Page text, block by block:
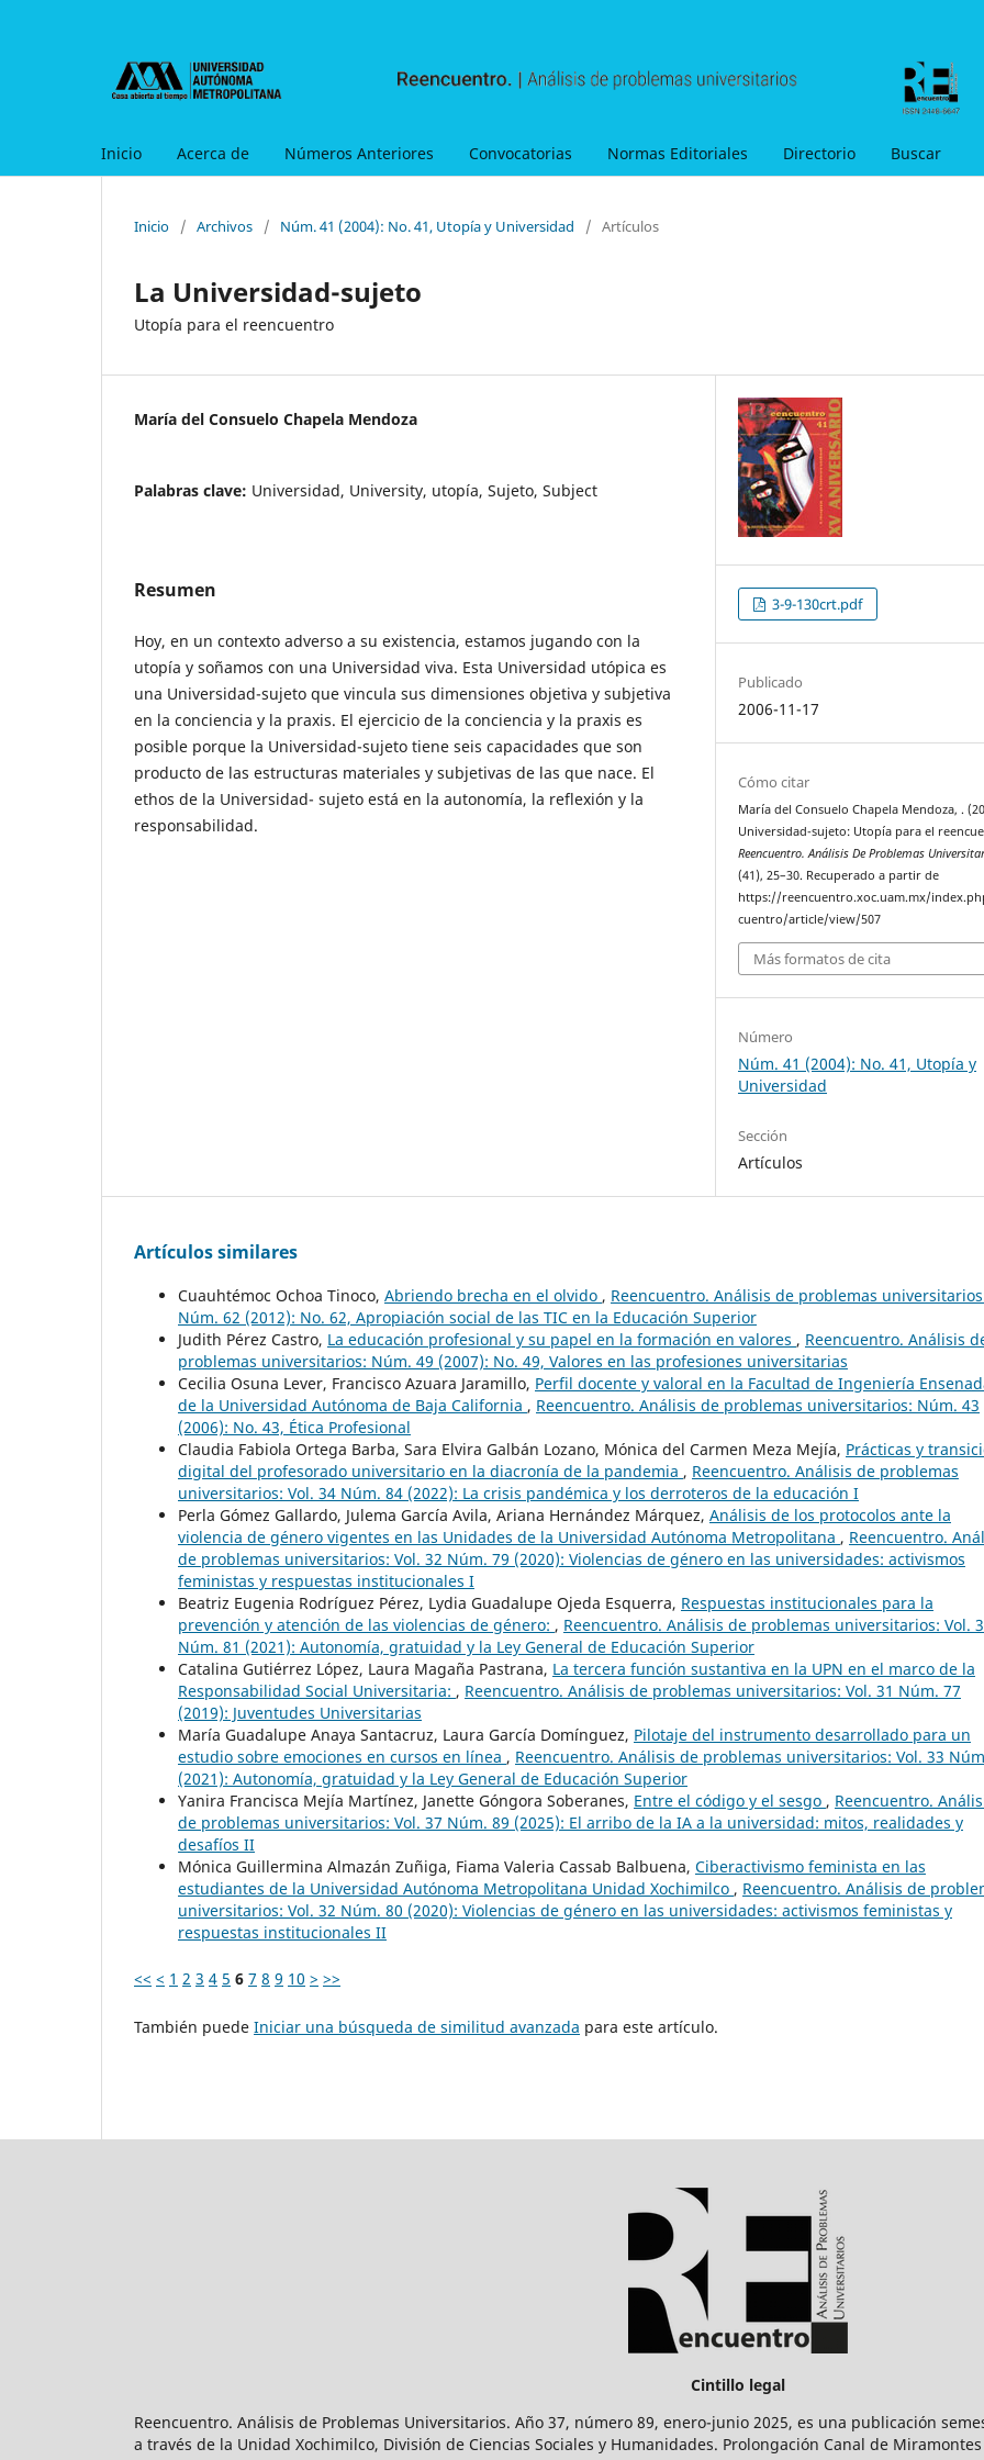
Inicio Acerca de Números Anteriores Convocatorias Normas Editoriales Directorio Buscar
Inicio / Archivos / Núm. 41 (2004): No. 41, Utopía y Universidad / Artículos
La Universidad-sujeto
Utopía para el reencuentro
María del Consuelo Chapela Mendoza
Palabras clave: Universidad, University, utopía, Sujeto, Subject
Resumen
Hoy, en un contexto adverso a su existencia, estamos jugando con la
utopía y soñamos con una Universidad viva. Esta Universidad utópica es
una Universidad-sujeto que vincula sus dimensiones objetiva y subjetiva
en la conciencia y la praxis. El ejercicio de la conciencia y la praxis es
posible porque la Universidad-sujeto tiene seis capacidades que son
producto de las estructuras materiales y subjetivas de las que nace. El
ethos de la Universidad- sujeto está en la autonomía, la reflexión y la
responsabilidad.
3-9-130crt.pdf
Publicado
2006-11-17
Cómo citar
María del Consuelo Chapela Mendoza, .
Universidad-sujeto: Utopía para el
Reencuentro. Análisis De Problemas
(41), 25–30. Recuperado a partir de
https://reencuentro.xoc.uam.mx/
cuentro/article/view/507
Más formatos de cita
Número
Núm. 41 (2004): No. 41, Utopía y
Universidad
Sección
Artículos
Artículos similares
Cuauhtémoc Ochoa Tinoco, Abriendo brecha en el olvido , Reencuentro. Análisis de problemas
Núm. 62 (2012): No. 62, Apropiación social de las TIC en la Educación Superior
Judith Pérez Castro, La educación profesional y su papel en la formación en valores , Reencuentro. Análisis
problemas universitarios: Núm. 49 (2007): No. 49, Valores en las profesiones universitarias
Cecilia Osuna Lever, Francisco Azuara Jaramillo, Perfil docente y valoral en la Facultad de Ingeniería
de la Universidad Autónoma de Baja California , Reencuentro. Análisis de problemas universitarios: Núm. 43
(2006): No. 43, Ética Profesional
Claudia Fabiola Ortega Barba, Sara Elvira Galbán Lozano, Mónica del Carmen Meza Mejía, Prácticas y
digital del profesorado universitario en la diacronía de la pandemia , Reencuentro. Análisis de problemas
universitarios: Vol. 34 Núm. 84 (2022): La crisis pandémica y los derroteros de la educación I
Perla Gómez Gallardo, Julema García Avila, Ariana Hernández Márquez, Análisis de los protocolos ante la
violencia de género vigentes en las Unidades de la Universidad Autónoma Metropolitana , Reencuentro.
de problemas universitarios: Vol. 32 Núm. 79 (2020): Violencias de género en las universidades: activismos
feministas y respuestas institucionales I
Beatriz Eugenia Rodríguez Pérez, Lydia Guadalupe Ojeda Esquerra, Respuestas institucionales para la
prevención y atención de las violencias de género: , Reencuentro. Análisis de problemas universitarios: Vol.
Núm. 81 (2021): Autonomía, gratuidad y la Ley General de Educación Superior
Catalina Gutiérrez López, Laura Magaña Pastrana, La tercera función sustantiva en la UPN en el marco de la
Responsabilidad Social Universitaria: , Reencuentro. Análisis de problemas universitarios: Vol. 31 Núm. 77
(2019): Juventudes Universitarias
María Guadalupe Anaya Santacruz, Laura García Domínguez, Pilotaje del instrumento desarrollado para un
estudio sobre emociones en cursos en línea , Reencuentro. Análisis de problemas universitarios: Vol. 33
(2021): Autonomía, gratuidad y la Ley General de Educación Superior
Yanira Francisca Mejía Martínez, Janette Góngora Soberanes, Entre el código y el sesgo , Reencuentro.
de problemas universitarios: Vol. 37 Núm. 89 (2025): El arribo de la IA a la universidad: mitos, realidades y
desafíos II
Mónica Guillermina Almazán Zuñiga, Fiama Valeria Cassab Balbuena, Ciberactivismo feminista en las
estudiantes de la Universidad Autónoma Metropolitana Unidad Xochimilco , Reencuentro. Análisis de
universitarios: Vol. 32 Núm. 80 (2020): Violencias de género en las universidades: activismos feministas y
respuestas institucionales II
<< < 1 2 3 4 5 6 7 8 9 10 > >>
También puede Iniciar una búsqueda de similitud avanzada para este artículo.
Cintillo legal
Reencuentro. Análisis de Problemas Universitarios. Año 37, número 89, enero-junio 2025, es una publicación
a través de la Unidad Xochimilco, División de Ciencias Sociales y Humanidades. Prolongación Canal de Miramontes